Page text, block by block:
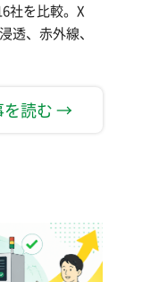
社を比較。X
透、赤外線、
を読む →